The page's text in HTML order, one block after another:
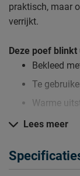
praktisch, maar
verrijkt.
Deze poef blinkt
Bekleed
Te
Warme
Verzorging &
schoon houden.
garantie op de
Lees meer